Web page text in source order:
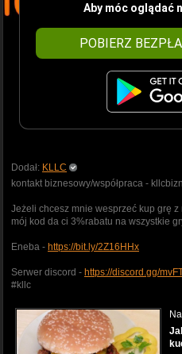
Aby móc oglądać
POBIERZ
Dodał: KLLC
kontakt biznesowy/współpraca -
Jeżeli chcesz mnie wesprzeć kup grę
mój kod da ci 3%rabatu na wszystkie
Eneba - https://bit.ly/2Z16HHx
Serwer discord - https://discord.gg/
#kllc